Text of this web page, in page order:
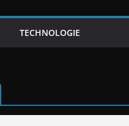
TECHNOLOGIE